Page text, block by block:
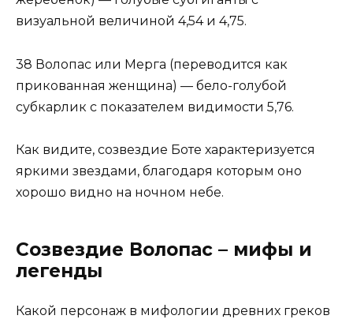
визуальной величиной 4,54 и 4,75.
38 Волопас или Мерга (переводится как
прикованная женщина) — бело-голубой
субкарлик с показателем видимости 5,76.
Как видите, созвездие Боте характеризуется
яркими звездами, благодаря которым оно
хорошо видно на ночном небе.
Созвездие Волопас – мифы и
легенды
Какой персонаж в мифологии древних греков